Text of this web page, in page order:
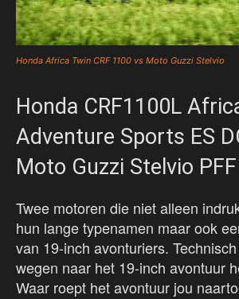
Honda Africa Twin CRF 1100 vs Moto Guzzi Stelvio
Honda CRF1100L
Adventure Sports ES
Moto Guzzi Stelvio PFF
Twee motoren die niet alleen
hun lange typenamen maar ook
van 19-inch avonturiers.
wegen naar het 19-inch avontuur
Waar roept het avontuur jou